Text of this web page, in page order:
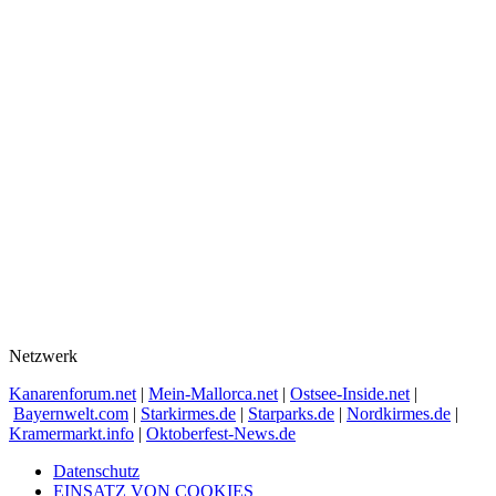
Netzwerk
Kanarenforum.net | Mein-Mallorca.net | Ostsee-Inside.net |
Bayernwelt.com | Starkirmes.de | Starparks.de | Nordkirmes.de |
Kramermarkt.info | Oktoberfest-News.de
Datenschutz
EINSATZ VON COOKIES